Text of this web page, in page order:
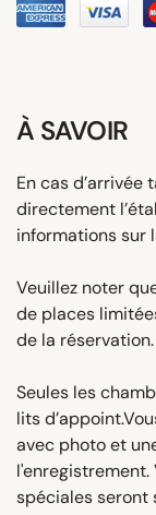
À SAVOIR
En cas
directement
informations sur
Veuillez noter
de places
de la réservation.
Seules les
lits
avec photo et
spéciales seront